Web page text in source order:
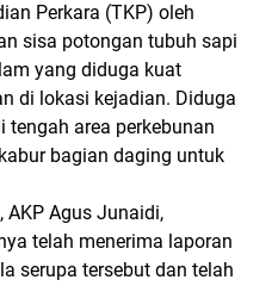
Perkara (TKP) oleh
sisa potongan tubuh sapi
yang diduga kuat
di lokasi kejadian. Diduga
area perkebunan
bagian daging untuk
AKP Agus Junaidi,
telah menerima laporan
serupa tersebut dan telah